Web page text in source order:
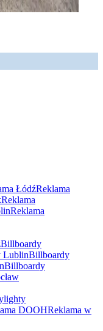
ŁódźReklama
Reklama
Reklama
Billboardy
LublinBillboardy
Billboardy
DOOHReklama w